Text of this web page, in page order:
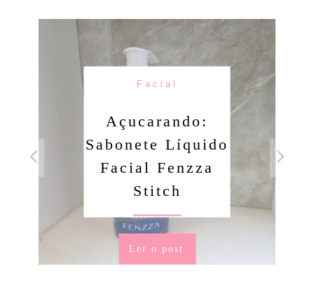
Facial
Açucarando:
Sabonete Líquido
Facial Fenzza
Stitch
Ler o post